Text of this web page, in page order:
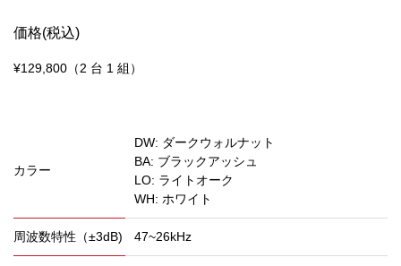
価格(税込)
¥129,800（2 台 1 組）
カラー
DW: ダークウォルナット
BA: ブラックアッシュ
LO: ライトオーク
WH: ホワイト
周波数特性（±3dB) 47~26kHz